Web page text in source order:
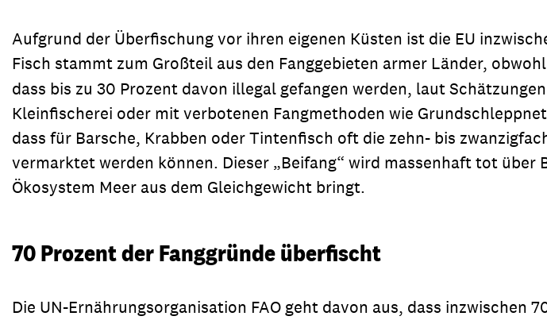
Aufgrund der Überfischung vor ihren eigenen Küsten ist die EU
Fisch stammt zum Großteil aus den Fanggebieten armer Länder,
dass bis zu 30 Prozent davon illegal gefangen werden, laut
Kleinfischerei oder mit verbotenen Fangmethoden wie
dass für Barsche, Krabben oder Tintenfisch oft die zehn- bis
vermarktet werden können. Dieser „Beifang“ wird massenhaft tot
Ökosystem Meer aus dem Gleichgewicht bringt.
70 Prozent der Fanggründe überfischt
Die UN-Ernährungsorganisation FAO geht davon aus, dass